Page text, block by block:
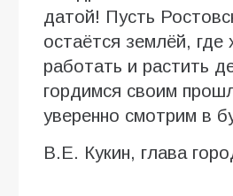
датой! Пусть
остаётся землёй, где
работать и растить
гордимся своим
уверенно смотрим в
В.Е. Кукин, глава